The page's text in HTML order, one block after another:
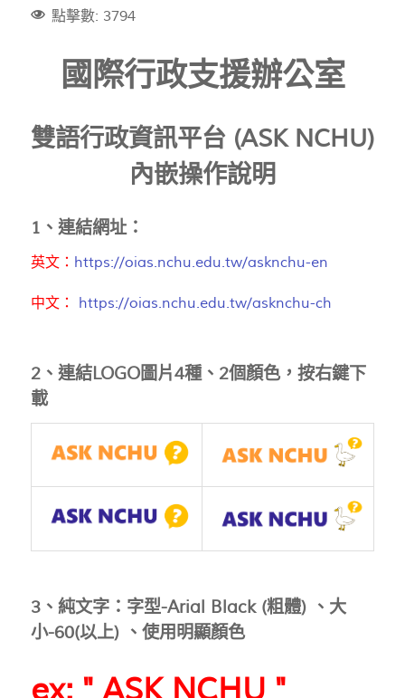
點擊數: 3794
國際行政支援辦公室
雙語行政資訊平台 (ASK NCHU)
內嵌操作說明
1、連結網址：
英文： https://oias.nchu.edu.tw/asknchu-en
中文： https://oias.nchu.edu.tw/asknchu-ch
2、連結LOGO圖片4種、2個顏色，按右鍵下
載
3、純文字：字型-Arial Black (粗體) 、大
小-60(以上) 、使用明顯顏色